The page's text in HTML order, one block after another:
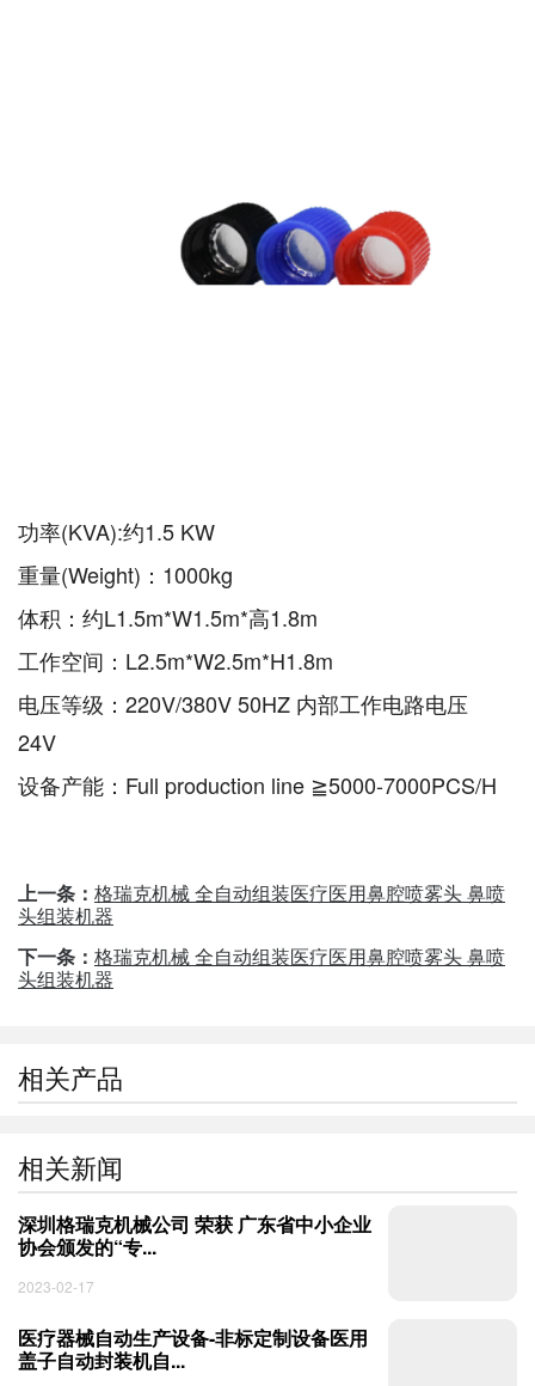
功率(KVA):约1.5 KW
重量(Weight)：1000kg
体积：约L1.5m*W1.5m*高1.8m
工作空间：L2.5m*W2.5m*H1.8m
电压等级：220V/380V 50HZ 内部工作电路电压
24V
设备产能：Full production line ≧5000-7000PCS/H
上一条： 格瑞克机械 全自动组装医疗医用鼻腔喷雾头 鼻喷
头组装机器
下一条： 格瑞克机械 全自动组装医疗医用鼻腔喷雾头 鼻喷
头组装机器
相关产品
相关新闻
深圳格瑞克机械公司 荣获 广东省中小企业
协会颁发的“专...
2023-02-17
医疗器械自动生产设备-非标定制设备医用
盖子自动封装机自...